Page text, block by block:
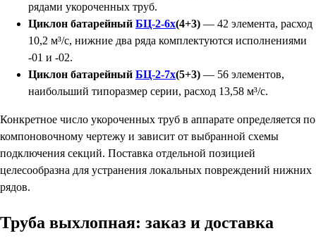
рядами укороченных труб.
Циклон батарейный БЦ-2-6х(4+3) — 42 элемента, расход
10,2 м³/с, нижние два ряда комплектуются исполнениями
-01 и -02.
Циклон батарейный БЦ-2-7х(5+3) — 56 элементов,
наибольший типоразмер серии, расход 13,58 м³/с.
Конкретное число укороченных труб в аппарате определяется по
компоновочному чертежу и зависит от выбранной схемы
подключения секций. Поставка отдельной позицией
целесообразна для устранения локальных повреждений нижних
рядов.
Труба выхлопная: заказ и доставка